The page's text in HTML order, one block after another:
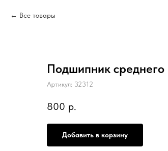
Все товары
Подшипник среднего
Артикул: 32312
800 р.
Добавить в корзину